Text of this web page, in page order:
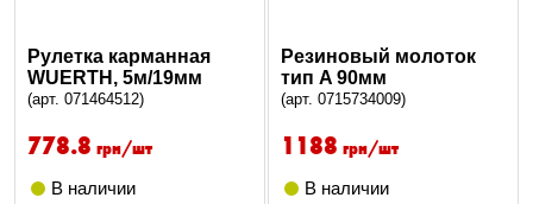
Рулетка карманная
WUERTH, 5м/19мм
(арт. 071464512)
778.8 грн/шт
В наличии
Резиновый молоток
тип A 90мм
(арт. 0715734009)
1188 грн/шт
В наличии